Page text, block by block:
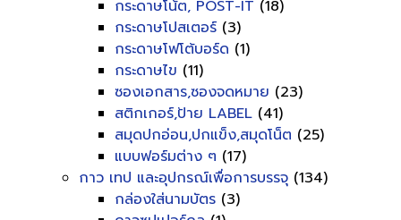
กระดาษโน้ต, POST-IT (18)
กระดาษโปสเตอร์ (3)
กระดาษโฟโต้บอร์ด (1)
กระดาษไข (11)
ซองเอกสาร,ซองจดหมาย (23)
สติกเกอร์,ป้าย LABEL (41)
สมุดปกอ่อน,ปกแข็ง,สมุดโน็ต (25)
แบบฟอร์มต่าง ๆ (17)
กาว เทป และอุปกรณ์เพื่อการบรรจุ (134)
กล่องใส่นามบัตร (3)